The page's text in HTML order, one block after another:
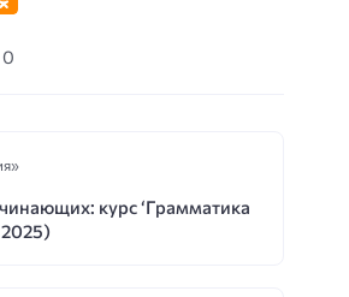
0
курс ‘Грамматика